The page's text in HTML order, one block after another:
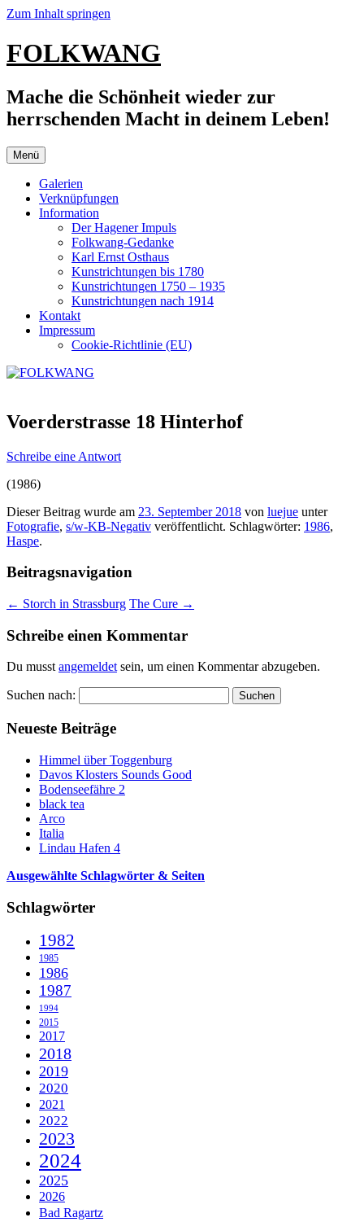
Zum Inhalt springen
FOLKWANG
Mache die Schönheit wieder zur
herrschenden Macht in deinem Leben!
Menü
Galerien
Verknüpfungen
Information
Der Hagener Impuls
Folkwang-Gedanke
Karl Ernst Osthaus
Kunstrichtungen bis 1780
Kunstrichtungen 1750 – 1935
Kunstrichtungen nach 1914
Kontakt
Impressum
Cookie-Richtlinie (EU)
Voerderstrasse 18 Hinterhof
Schreibe eine Antwort
(1986)
Dieser Beitrag wurde am 23. September 2018 von luejue unter
Fotografie, s/w-KB-Negativ veröffentlicht. Schlagwörter: 1986,
Haspe.
Beitragsnavigation
← Storch in Strassburg The Cure →
Schreibe einen Kommentar
Du musstangemeldetsein, um einen Kommentar abzugeben.
Suchen nach:
Neueste Beiträge
Himmel über Toggenburg
Davos Klosters Sounds Good
Bodenseefähre 2
black tea
Arco
Italia
Lindau Hafen 4
Ausgewählte Schlagwörter & Seiten
Schlagwörter
1982
1985
1986
1987
1994
2015
2017
2018
2019
2020
2021
2022
2023
2024
2025
2026
Bad Ragartz